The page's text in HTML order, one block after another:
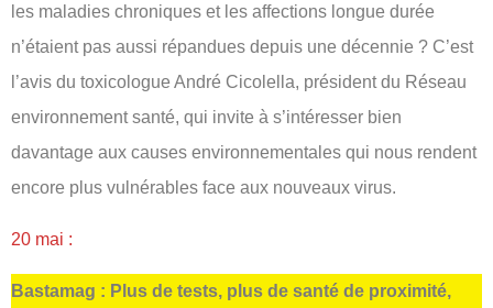
les maladies chroniques et les affections longue durée
n’étaient pas aussi répandues depuis une décennie ? C’est
l’avis du toxicologue André Cicolella, président du Réseau
environnement santé, qui invite à s’intéresser bien
davantage aux causes environnementales qui nous rendent
encore plus vulnérables face aux nouveaux virus.
20 mai :
Bastamag : Plus de tests, plus de santé de proximité,